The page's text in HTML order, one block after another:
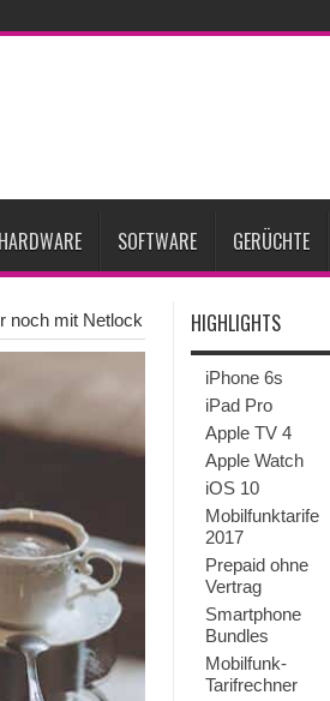
nächste große Gesundheits-Gadget werden
HARDWARE SOFTWARE GERÜCHTE
noch mit Netlock HIGHLIGHTS
iPhone 6s
iPad Pro
Apple TV 4
Apple Watch
iOS 10
Mobilfunktarife
2017
Prepaid ohne
Vertrag
Smartphone
Bundles
Mobilfunk-
Tarifrechner